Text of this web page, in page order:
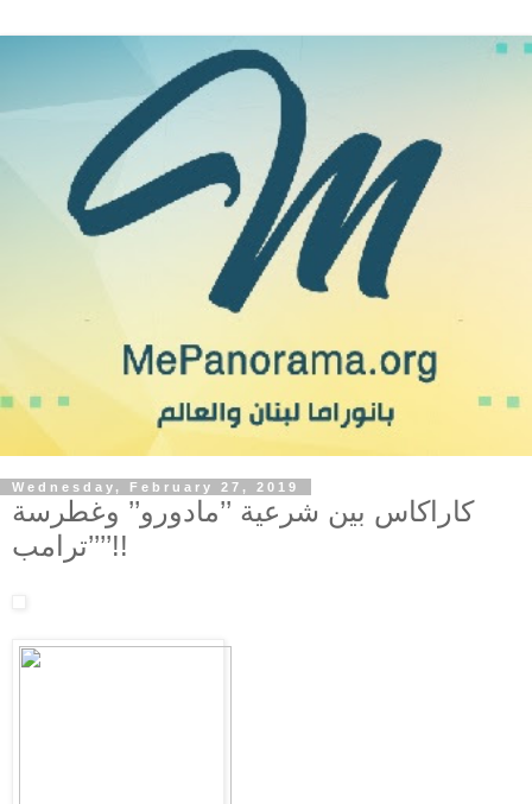
Wednesday, February 27, 2019
كاراكاس بين شرعية ’’مادورو’’ وغطرسة
’’ترامب’’!!